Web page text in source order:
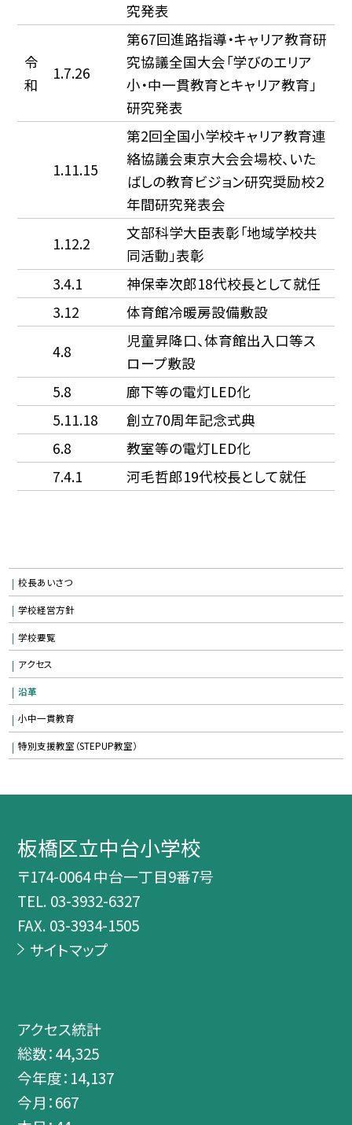
究発表
令
和
1.7.26
第67回進路指導・キャリア教育研
究協議全国大会「学びのエリア
小・中一貫教育とキャリア教育」
研究発表
1.11.15
第2回全国小学校キャリア教育連
絡協議会東京大会会場校、いた
ばしの教育ビジョン研究奨励校２
年間研究発表会
1.12.2
文部科学大臣表彰「地域学校共
同活動」表彰
3.4.1
神保幸次郎18代校長として就任
3.12
体育館冷暖房設備敷設
4.8
児童昇降口、体育館出入口等ス
ロープ敷設
5.8
廊下等の電灯LED化
5.11.18
創立70周年記念式典
6.8
教室等の電灯LED化
7.4.1
河毛哲郎19代校長として就任
校長あいさつ
学校経営方針
学校要覧
アクセス
沿革
小中一貫教育
特別支援教室（STEPUP教室）
板橋区立中台小学校
〒174-0064 中台一丁目9番7号
TEL. 03-3932-6327
FAX. 03-3934-1505
サイトマップ
アクセス統計
総数：44,325
今年度： 14,137
今月：667